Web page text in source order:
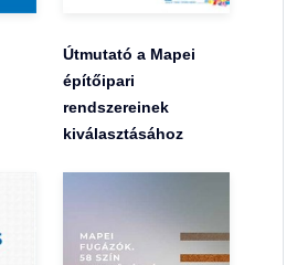
Útmutató a Mapei
építőipari
rendszereinek
kiválasztásához